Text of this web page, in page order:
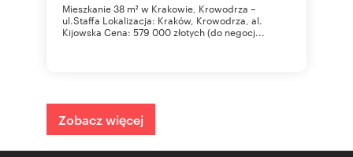
Mieszkanie 38 m² w Krakowie, Krowodrza –
ul.Staffa Lokalizacja: Kraków, Krowodrza, al.
Kijowska Cena: 579 000 złotych (do negocj...
Zobacz więcej